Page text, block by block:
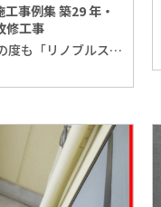
工事例集 築29 年・
修工事
皆さま、こんにちは！ この度も「リノブルスタッフブログ」にお越しいただき、ありがとうございます。 レアテック株式会社の奥田りさです。 10月上旬となり、日が暮れるのがずいぶん早くなってきましたね。 季節が変わると、屋根の状態も気になるところではないでしょうか。 夏の暑さや台風の影響で、屋根に負担がかかっているかもしれません。 そんなときこそ、屋根補修工事を検討してみるのはいかがでしょうか。 さて、今回のブログは過去に弊社『RENOBLE/リノブル』に工事をお任せいただいた 「築29年・木造・2階建て戸建住宅の屋根補修工事」について 詳しくご説明していきます！ はじめに今回ご紹介する物件の詳細ですが、築年数は29年、 木造の2階建て、屋根材はアスファルトシングル葺きの戸建住宅です。 まずは屋根の施工前状況をご覧ください！ アスファルトシングル葺き屋根は、紫外線や強風など、長年の自然現象の影響による色褪せや、 アスファルトシングル材そのものに穴あきが発生している様子が確認出来ます。 また、長期湿潤状態による苔・藻類の発生が、屋根全体に見受けられました。 これらの調査の結果、下地材は劣化が進行しているため、 既存の屋根材の上から新しい下地材を貼り、新規の屋根材を取付ける カバー工法にて屋根を補修することになりました。 それでは早速ですが、施工方法をご紹介いたします！ 【施工方法】 1.【構造用合板取付け＋改質ゴムアスファルトルーフィング敷込】 まず、既存の屋根の上に、構造用合板を隙間なく、適切な間隔で取付けていきます。 その上から、改質ゴムアスファルトルーフィングを敷設します。 こちらは屋根下地の重要な工程になります！ ※構造用合板、改質ゴムアスファルトルーフィング取付状況 ※改質ゴムアスファルトルーフィング敷込完了 2.【各所水切り取付け】 改質ゴムアスファルトルーフィングの敷込が完了したら、 各所に水切りを取付けていきます。 ※各所水切り取付け完了 3.【屋根石付き板金材取付け】 新規の屋根石付き板金を丁寧に取付けていきます！ 屋根石付き板金は、金属板の表面に天然石のチップを吹き付けた屋根のことです。 耐久性に優れ、雨や風などの影響から建物をしっかり守ることができるうえ、 見た目も美しく意匠性に優れているのが特徴です。 さらに、軽量であるため耐震性も高く人気な屋根材となっています！ ※屋根石付き板金材取付け状況 4.【施工完了】 これにて施工完了です！ 今回の屋根の補修工事によって、耐久性・防水性能・遮熱性能が向上し、 長く安心して過ごせる住まいづくりにつながりましたね！ 今回は「屋根補修工事」についてご紹介させて頂きました。 実は、こちらのオーナー様からは、今回の屋根補修工事の前にも、 別の物件の工事をご依頼いただいておりました。 弊社にご依頼をいただいたきっかけは、 他社様で御見積書を依頼した際、適正な金額か疑問に感じたことからです。 弊社RENOBLE/リノブルのホームページからお問い合わせを頂き、 価格とご提案内容のバランスをしっかり見極めた上で、 弊社に工事をお任せいただきました。 屋根や外壁といった建物の外装は、目に見えない部分も多く、 施工の質によって耐久性や安全性が大きく変わります。 そのため、建物を長く、安心して使うには、信頼できる施工業者を選ぶことが 非常に重要です。 弊社RENOBLE/リノブルでは豊富な施工実績で、的確な調査・診断・施工を行います！ 「大規模修繕を考えている」、「補修・修繕・改修を考えている」などお客様の悩みに沿ったご提案をさせて頂きます！ ぜひお気軽にご相談下さいませ！ それでは、この度も最後まで「リノブルスタッフブログ」をお読みいただきありがとうございました。 次回もよろしくお願いいたします！ リノブルは、 北陸3県 石川県 富山県 福井県 金沢市 白山市 野々市市 かほく市 河北郡 津幡町 内灘町 小松市 能美市 加賀市 など 地域密着で多くの信頼と実績を積み重ねてきた、建物診断、外壁塗装、外壁タイル改修、雨漏り補修、防水工事 大規模修繕のプロフェッショナル集団です。 ビル マンション アパート 収益物件 病院 学校 工場 倉庫 などの タイルの欠損 タイルの剥落 漏水 水漏れ 雨漏り を見付けたら、 調査診断 打診調査 赤外線調査 定期調査 改修工事 修繕工事 防水工事 塗装工事 は 「RENOBLE/リノブル」 「レアテック株式会社」 「ウォールドック株式会社」へ．．． 住宅の 屋根・外壁の塗装工事 防水工事 リフォーム は．．． 「プロタイムズ金沢駅西店」 「プロタイムズ富山中央店」 にお任せ下さい‼ 外装劣化診断士による建物調査診断を無料で行っております‼ 他社にはない『徹底した調査診断と卓越した施工技術』でオーナー様の建物をお守り致します。 これまで積み重ねてきた信頼と実績に恥じぬよう、誠心誠意対応させていただきます。 ■お見積もり・ご相談・お問い合わせはこちらから！